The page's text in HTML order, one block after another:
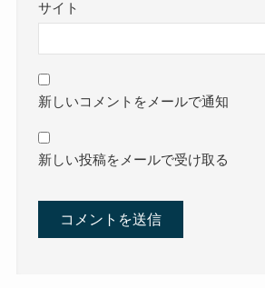
サイト
新しいコメントをメールで通知
新しい投稿をメールで受け取る